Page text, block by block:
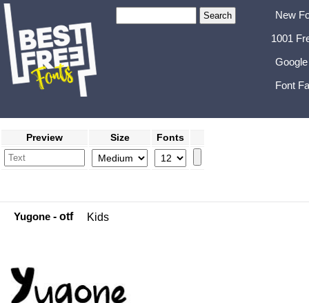
New
1001
Font
Preview Size Fonts
Yugone - otf Kids